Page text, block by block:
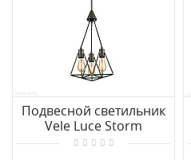
Подвесной светильник
Vele Luce Storm
VL6136P03